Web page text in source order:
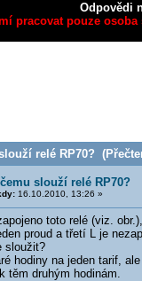
Odpovědi
pracovat pouze
relé RP70?
slouží relé RP70?
16.10.2010, 13:26 »
toto relé (viz.
proud a třetí L je
sloužit?
hodiny na jeden tarif,
těm druhým hodinám.